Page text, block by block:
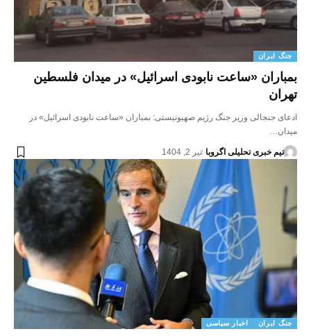
جنگ ایران
بمباران «ساعت نابودی اسرائیل» در میدان فلسطین
تهران
ادعای جنجالی وزیر جنگ رژیم صهیونیستی: بمباران «ساعت نابودی اسرائیل» در
میدان…
تیم خبری تحلیلی اگروبا تیر 2, 1404
جنگ ایران اخبار سیاسی